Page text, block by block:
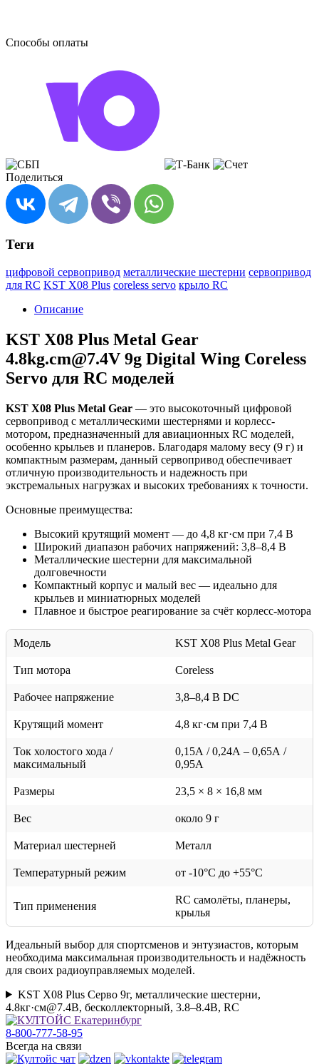
Способы оплаты
Поделиться
Теги
цифровой сервопривод металлические шестерни сервопривод
для RC KST X08 Plus coreless servo крыло RC
Описание
KST X08 Plus Metal Gear
4.8kg.cm@7.4V 9g Digital Wing Coreless
Servo для RC моделей
KST X08 Plus Metal Gear — это высокоточный цифровой
сервопривод с металлическими шестернями и корлесс-
мотором, предназначенный для авиационных RC моделей,
особенно крыльев и планеров. Благодаря малому весу (9 г) и
компактным размерам, данный сервопривод обеспечивает
отличную производительность и надежность при
экстремальных нагрузках и высоких требованиях к точности.
Основные преимущества:
Высокий крутящий момент — до 4,8 кг·см при 7,4 В
Широкий диапазон рабочих напряжений: 3,8–8,4 В
Металлические шестерни для максимальной
долговечности
Компактный корпус и малый вес — идеально для
крыльев и миниатюрных моделей
Плавное и быстрое реагирование за счёт корлесс-мотора
Модель KST X08 Plus Metal Gear
Тип мотора Coreless
Рабочее напряжение 3,8–8,4 В DC
Крутящий момент 4,8 кг·см при 7,4 В
Ток холостого хода /
максимальный
0,15А / 0,24А – 0,65А /
0,95А
Размеры 23,5 × 8 × 16,8 мм
Вес около 9 г
Материал шестерней Металл
Температурный режим от -10°C до +55°C
Тип применения
RC самолёты, планеры,
крылья
Идеальный выбор для спортсменов и энтузиастов, которым
необходима максимальная производительность и надёжность
для своих радиоуправляемых моделей.
KST X08 Plus Серво 9г, металлические шестерни,
4.8кг·см@7.4В, бесколлекторный, 3.8–8.4В, RC
8-800-777-58-95
Всегда на связи